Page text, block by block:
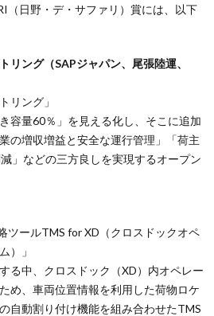
（日野・デ・サファリ）賞には、以下
ング（SAPジャパン、尾張陸運、
リング」
容量60％」を見える化し、そこに追加
の増収増益と安全な運行管理」「荷主
」などの三方良しを実現するオープン
ツールTMS for XD（クロスドックオペ
）」
る中、クロスドック（XD）内オペレー
め、車両位置情報を利用した荷物ロケ
自動割り付け機能を組み合わせたTMS